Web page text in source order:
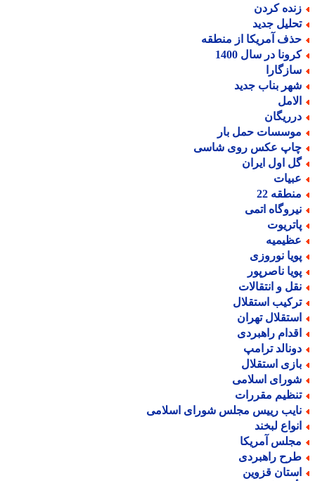
کردن
جدید
آمریکا از منطقه
در سال 1400
بناب جدید
حمل بار
عکس روی شاسی
اول ایران
22
اتمی
نوروزی
ناصرپور
و انتقالات
استقلال
تهران
راهبردی
ترامپ
استقلال
اسلامی
مقررات
رییس مجلس شورای اسلامی
لبخند
آمریکا
راهبردی
قزوین